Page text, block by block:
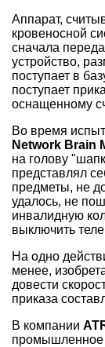
Аппарат,
кровеносной
сначала
устройство,
поступает в
поступает
оснащенному
Во время
Network Brain
на голову
представлял
предметы, не
удалось, не
инвалидную
выключить
На одно
менее,
довести
приказа
В компании
промышленное